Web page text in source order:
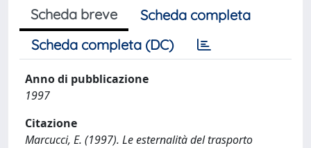
Scheda breve
Scheda completa
Scheda completa (DC)
Anno di pubblicazione
1997
Citazione
Marcucci, E. (1997). Le esternalità del trasporto